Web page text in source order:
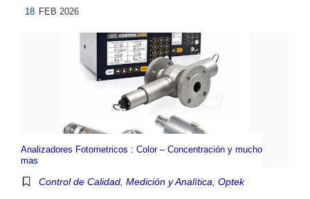
18 FEB 2026
Analizadores Fotometricos : Color – Concentración y mucho
mas
Control de Calidad, Medición y Analítica Optek